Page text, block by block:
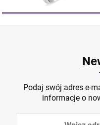
Podaj swój adres e-
informacje o